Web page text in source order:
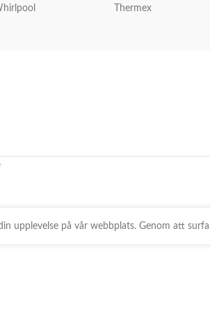
Thermex
upplevelse på vår webbplats. Genom att